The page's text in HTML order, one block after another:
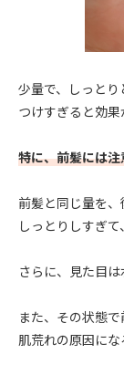
少量で、しっと
つけすぎると効果
特に、前髪には
前髪と同じ量を
しっとりしすぎ
さらに、見た目
また、その状態
肌荒れの原因にな